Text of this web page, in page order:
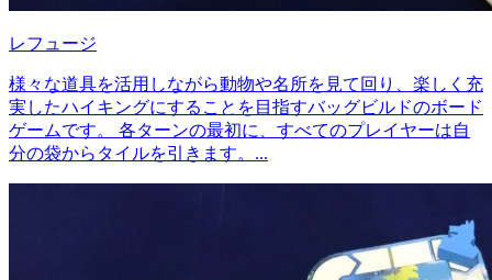
レフュージ
様々な道具を活用しながら動物や名所を見て回り、楽しく充
実したハイキングにすることを目指すバッグビルドのボード
ゲームです。 各ターンの最初に、すべてのプレイヤーは自
分の袋からタイルを引きます。...